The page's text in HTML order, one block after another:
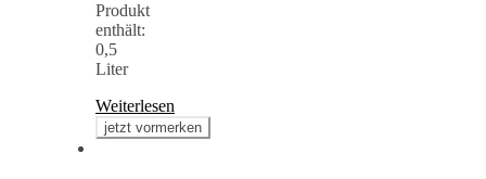
Produkt
enthält:
0,5
Liter
Weiterlesen